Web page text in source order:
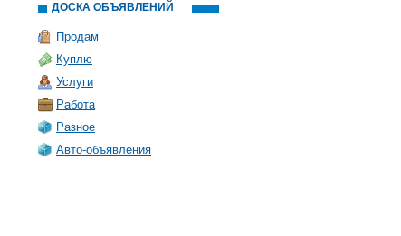
ДОСКА ОБЪЯВЛЕНИЙ
Продам
Куплю
Услуги
Работа
Разное
Авто-объявления